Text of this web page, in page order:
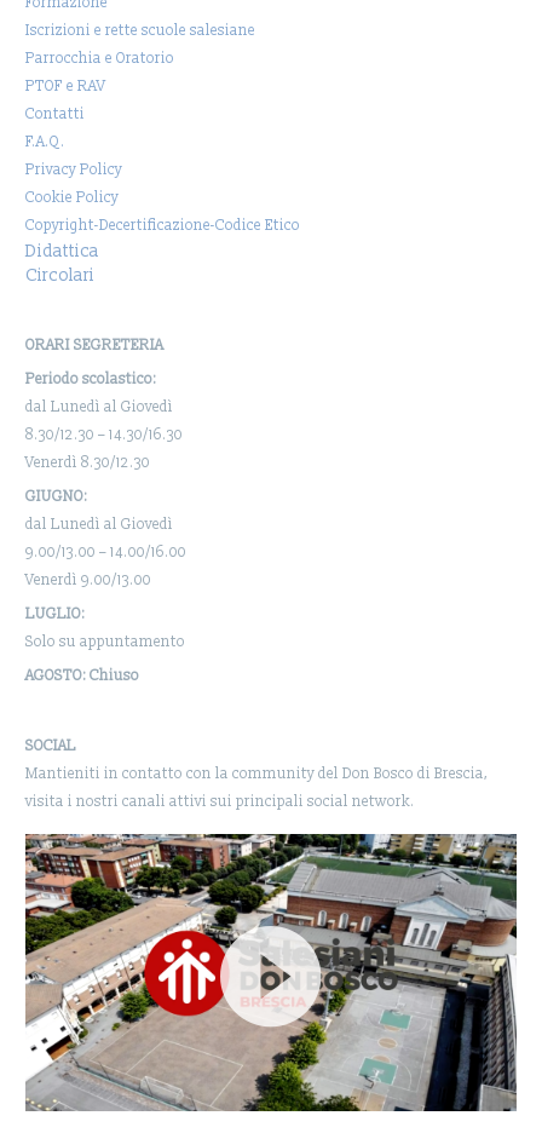
Iscrizioni e rette scuole salesiane
Parrocchia e Oratorio
PTOF e RAV
Contatti
F.A.Q.
Privacy Policy
Cookie Policy
Copyright-Decertificazione-Codice Etico
Didattica
Circolari
ORARI SEGRETERIA
Periodo scolastico:
dal Lunedì al Giovedì
8.30/12.30 – 14.30/16.30
Venerdì 8.30/12.30
GIUGNO:
dal Lunedì al Giovedì
9.00/13.00 – 14.00/16.00
Venerdì 9.00/13.00
LUGLIO:
Solo su appuntamento
AGOSTO: Chiuso
SOCIAL
Mantieniti in contatto con la community del Don Bosco di Brescia,
visita i nostri canali attivi sui principali social network.